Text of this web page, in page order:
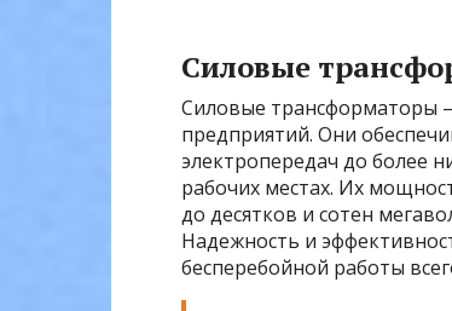
Силовые
Силовые трансформаторы
предприятий. Они
электропередач до более
рабочих местах. Их
до десятков и сотен
Надежность и
бесперебойной работы